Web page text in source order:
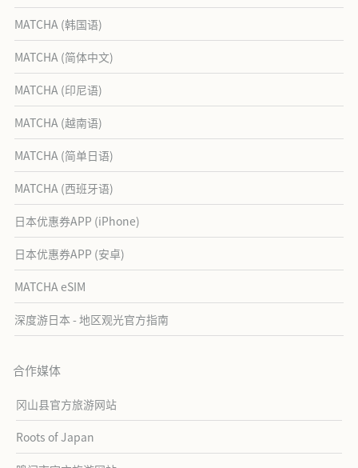
MATCHA (韩国语)
MATCHA (简体中文)
MATCHA (印尼语)
MATCHA (越南语)
MATCHA (简单日语)
MATCHA (西班牙语)
日本优惠券APP (iPhone)
日本优惠券APP (安卓)
MATCHA eSIM
深度游日本 - 地区观光官方指南
合作媒体
冈山县官方旅游网站
Roots of Japan